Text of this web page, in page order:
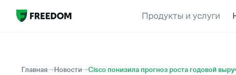
Продукты и услуги
Главная Новости Cisco понизила прогноз роста годовой